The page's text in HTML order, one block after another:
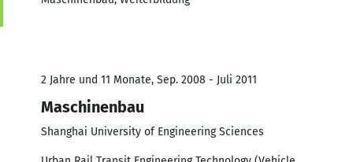
2 Jahre und 11 Monate, Sep. 2008 - Juli 2011
Maschinenbau
Shanghai University of Engineering Sciences